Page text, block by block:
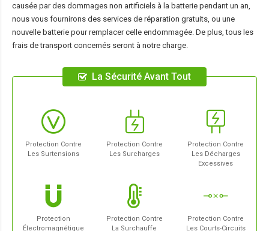
causée par des dommages non artificiels à la batterie pendant un an,
nous vous fournirons des services de réparation gratuits, ou une
nouvelle batterie pour remplacer celle endommagée. De plus, tous les
frais de transport concernés seront à notre charge.
La Sécurité Avant Tout
Protection Contre
Les Surtensions
Protection Contre
Les Surcharges
Protection Contre
Les Décharges
Excessives
Protection
Électromagnétique
Protection Contre
La Surchauffe
Protection Contre
Les Courts-Circuits